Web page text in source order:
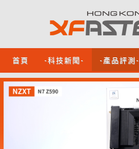
首頁 -科技新聞- -產品評測-